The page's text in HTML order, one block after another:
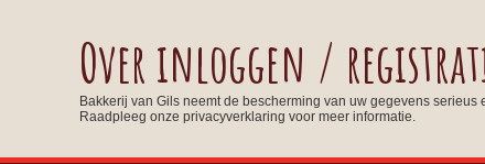
Over inloggen /
Bakkerij van Gils neemt de bescherming van uw gegevens
Raadpleeg onze privacyverklaring voor meer informatie.